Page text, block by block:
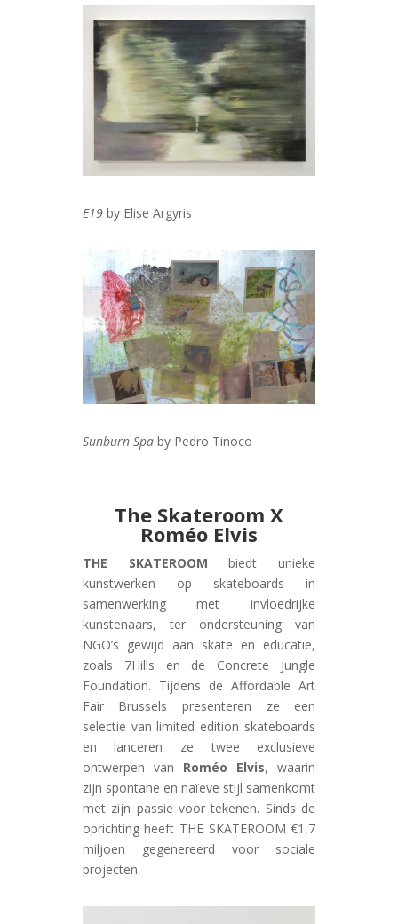
E19by Elise Argyris
Sunburn Spaby Pedro Tinoco
The Skateroom X
Roméo Elvis
THE SKATEROOM biedt unieke
kunstwerken op skateboards in
samenwerking met invloedrijke
kunstenaars, ter ondersteuning van
NGO’s gewijd aan skate en educatie,
zoals 7Hills en de Concrete Jungle
Foundation. Tijdens de Affordable Art
Fair Brussels presenteren ze een
selectie van limited edition skateboards
en lanceren ze twee exclusieve
ontwerpen van Roméo Elvis, waarin
zijn spontane en naïeve stijl samenkomt
met zijn passie voor tekenen. Sinds de
oprichting heeft THE SKATEROOM €1,7
miljoen gegenereerd voor sociale
projecten.